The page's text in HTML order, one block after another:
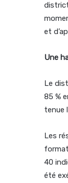
et
Une
Le
85 %
tenue
Les
40
été